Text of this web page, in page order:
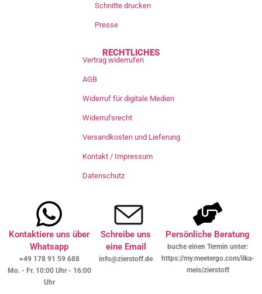
Schnitte drucken
Presse
RECHTLICHES
Vertrag widerrufen
AGB
Widerruf für digitale Medien
Widerrufsrecht
Versandkosten und Lieferung
Kontakt / Impressum
Datenschutz
Kontaktiere uns über
Whatsapp
+49 178 91 59 688
Mo. - Fr. 10:00 Uhr - 16:00
Uhr
Schreibe uns
eine Email
info@zierstoff.de
Persönliche Beratung
buche einen Termin unter:
https://my.meetergo.com/ilka-
meis/zierstoff